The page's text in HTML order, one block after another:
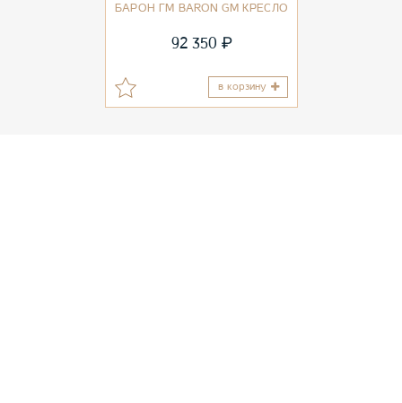
БАРОН ГМ BARON GM КРЕСЛО
92 350 ₽
в корзину